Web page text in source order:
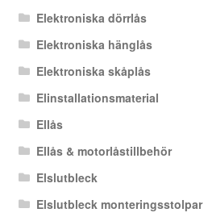
Elektroniska dörrlås
Elektroniska hänglås
Elektroniska skåplås
Elinstallationsmaterial
Ellås
Ellås & motorlåstillbehör
Elslutbleck
Elslutbleck monteringsstolpar